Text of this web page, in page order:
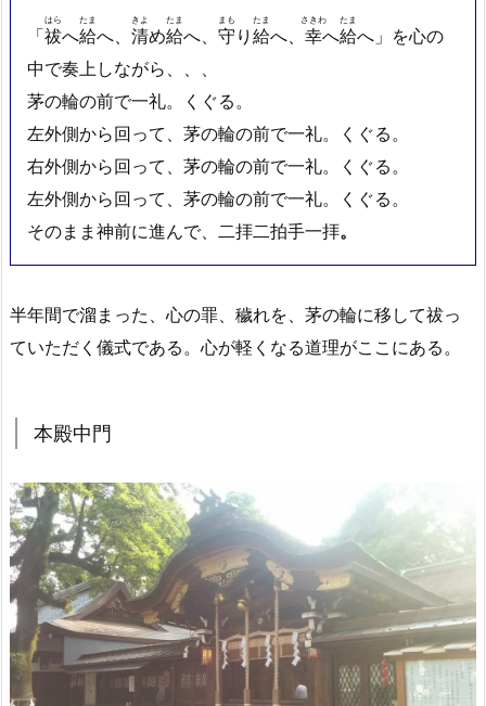
「祓
はら
へ給
たま
へ、 清
きよ
め給
たま
へ、 守
まも
り 給
たま
へ、 幸
さきわ
へ給
たま
へ」を心の
中で奏上しながら、、、
茅の輪の前で一礼。くぐる。
左外側から回って、茅の輪の前で一礼。くぐる。
右外側から回って、茅の輪の前で一礼。くぐる。
左外側から回って、茅の輪の前で一礼。くぐる。
そのまま神前に進んで、二拝二拍手一拝。
半年間で溜まった、心の罪、穢れを、茅の輪に移して祓っ
ていただく儀式である。心が軽くなる道理がここにある。
本殿中門